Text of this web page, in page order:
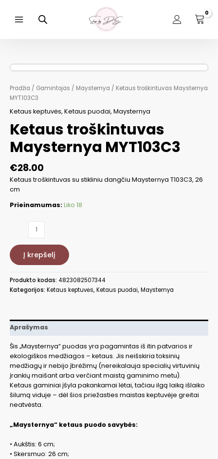
turinio
Pradžia / Gamintojas / Maysternya / Ketaus troškintuvas Maysternya
MYT103C3
Ketaus keptuvės, Ketaus puodai, Maysternya
Ketaus troškintuvas
Maysternya MYT103C3
€28.00
Ketaus troškintuvas su stikliniu dangčiu Maysternya T103C3, 26
cm
Prieinamumas:Liko 18
produkto
Ketaus
troškintuvas
Maysternya
Į krepšelį
Produkto kodas: 4823082507344
Kategorijos: Ketaus keptuvės,Ketaus puodai,Maysternya
Aprašymas
Šis „Maysternya“ puodas yra pagamintas iš itin patvarios ir
ekologiškos medžiagos – ketaus. Jis neišskiria toksinių
medžiagų ir nebijo įbrėžimų (nereikalauja specialių virtuvinių
įrankių maišant arba verčiant maistą gaminimo metu).
Ketaus gaminiai įšyla pakankamai lėtai, tačiau ilgą laiką išlaiko
šilumą viduje – dėl šios priežasties maistas keptuvėje greitai
neatvėsta.
„Maysternya“ ketaus puodo savybės:
• Aukštis: 6 cm;
• Skersmuo: 26 cm;